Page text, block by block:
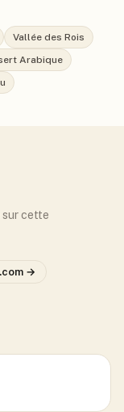
Vallée des Rois
Arabique
sur cette
→